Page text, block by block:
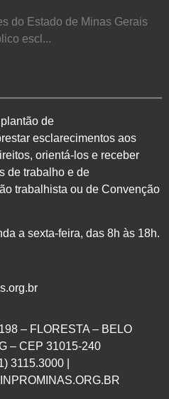
do Estado de Minas Gerais
escl...
de
esclarecimentos aos
orientá-los e receber
de trabalho e de
trabalhista ou de Convenção
a sexta-feira, das 8h às 18h.
– FLORESTA – BELO
– CEP 31015-240
3115.3000 |